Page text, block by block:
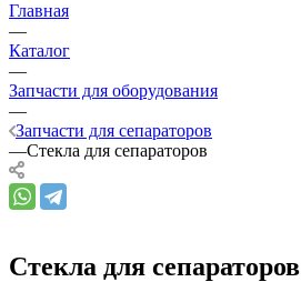
Главная
—
Каталог
—
Запчасти для оборудования
—
Запчасти для сепараторов
—Стекла для сепараторов
Стекла для сепараторов